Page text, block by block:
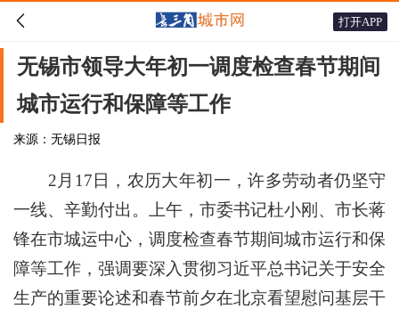
 打开APP
无锡市领导大年初一调度检查春节期间
城市运行和保障等工作
来源：无锡日报
2月17日，农历大年初一，许多劳动者仍坚守
一线、辛勤付出。上午，市委书记杜小刚、市长蒋
锋在市城运中心，调度检查春节期间城市运行和保
障等工作，强调要深入贯彻习近平总书记关于安全
生产的重要论述和春节前夕在北京看望慰问基层干